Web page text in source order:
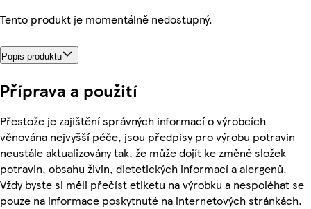
Tento produkt je momentálně nedostupný.
Popis produktu
Příprava a použití
Přestože je zajištění správných informací o výrobcích
věnována nejvyšší péče, jsou předpisy pro výrobu potravin
neustále aktualizovány tak, že může dojít ke změně složek
potravin, obsahu živin, dietetických informací a alergenů.
Vždy byste si měli přečíst etiketu na výrobku a nespoléhat se
pouze na informace poskytnuté na internetových stránkách.